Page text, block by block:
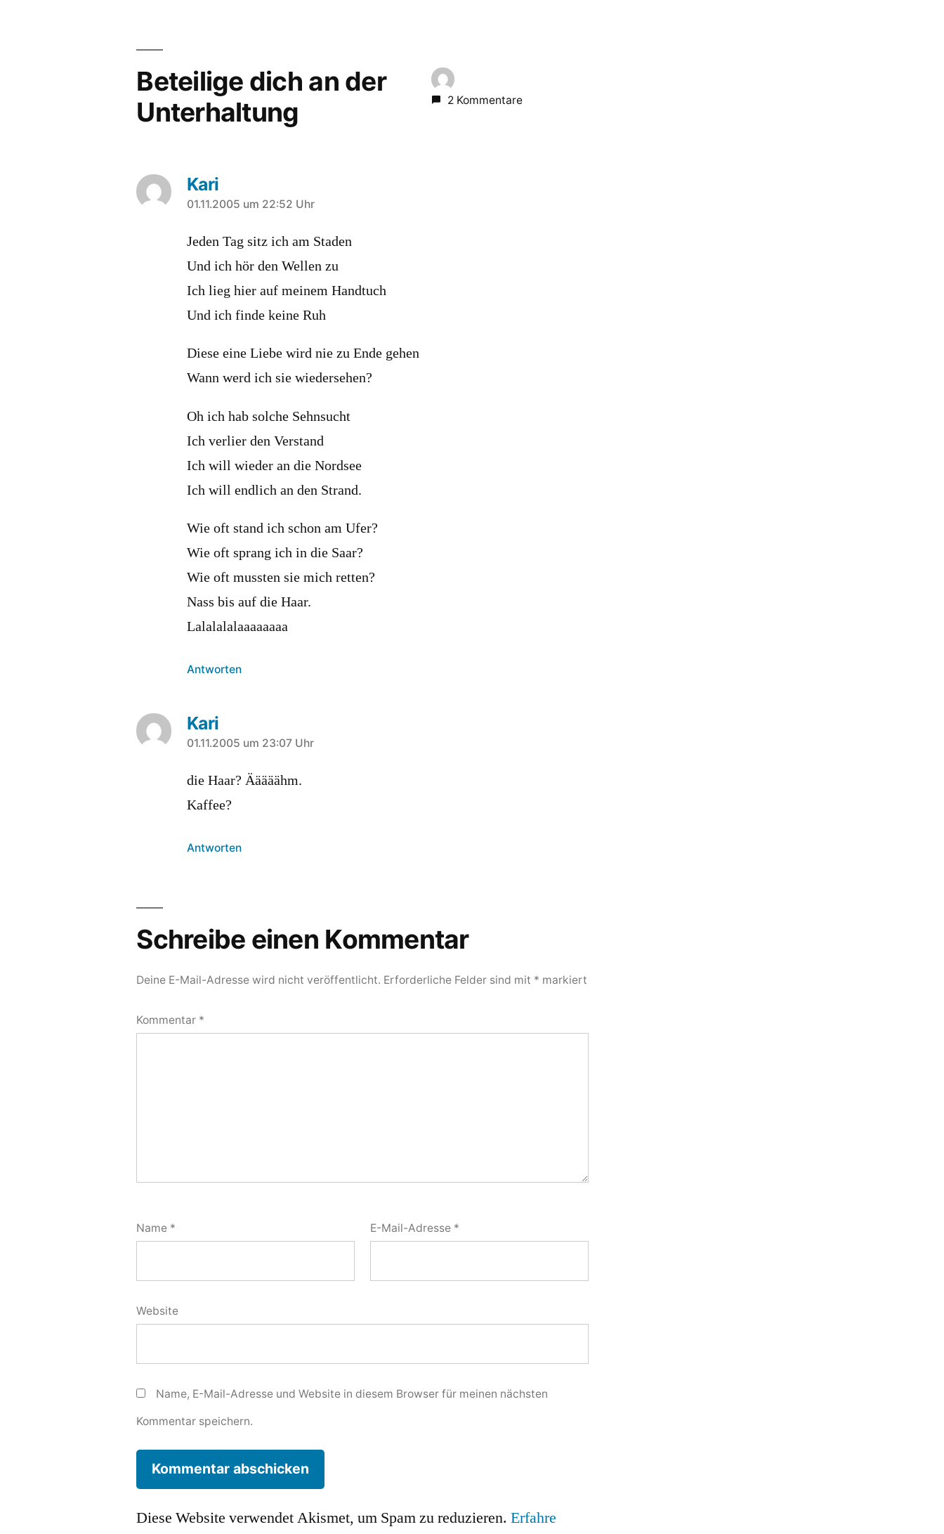
Beteilige dich an der
Unterhaltung
2 Kommentare
Kari
sagt:
01.11.2005 um 22:52 Uhr
Jeden Tag sitz ich am Staden
Und ich hör den Wellen zu
Ich lieg hier auf meinem Handtuch
Und ich finde keine Ruh
Diese eine Liebe wird nie zu Ende gehen
Wann werd ich sie wiedersehen?
Oh ich hab solche Sehnsucht
Ich verlier den Verstand
Ich will wieder an die Nordsee
Ich will endlich an den Strand.
Wie oft stand ich schon am Ufer?
Wie oft sprang ich in die Saar?
Wie oft mussten sie mich retten?
Nass bis auf die Haar.
Lalalalalaaaaaaaa
Antworten
Kari
sagt:
01.11.2005 um 23:07 Uhr
die Haar? Ääääähm.
Kaffee?
Antworten
Schreibe einen Kommentar
Deine E-Mail-Adresse wird nicht veröffentlicht. Erforderliche Felder sind mit * markiert
Kommentar *
Name * E-Mail-Adresse *
Website
Name, E-Mail-Adresse und Website in diesem Browser für meinen nächsten
Kommentar speichern.
Diese Website verwendet Akismet, um Spam zu reduzieren.Erfahre